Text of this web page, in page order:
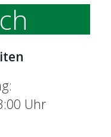
Uhr